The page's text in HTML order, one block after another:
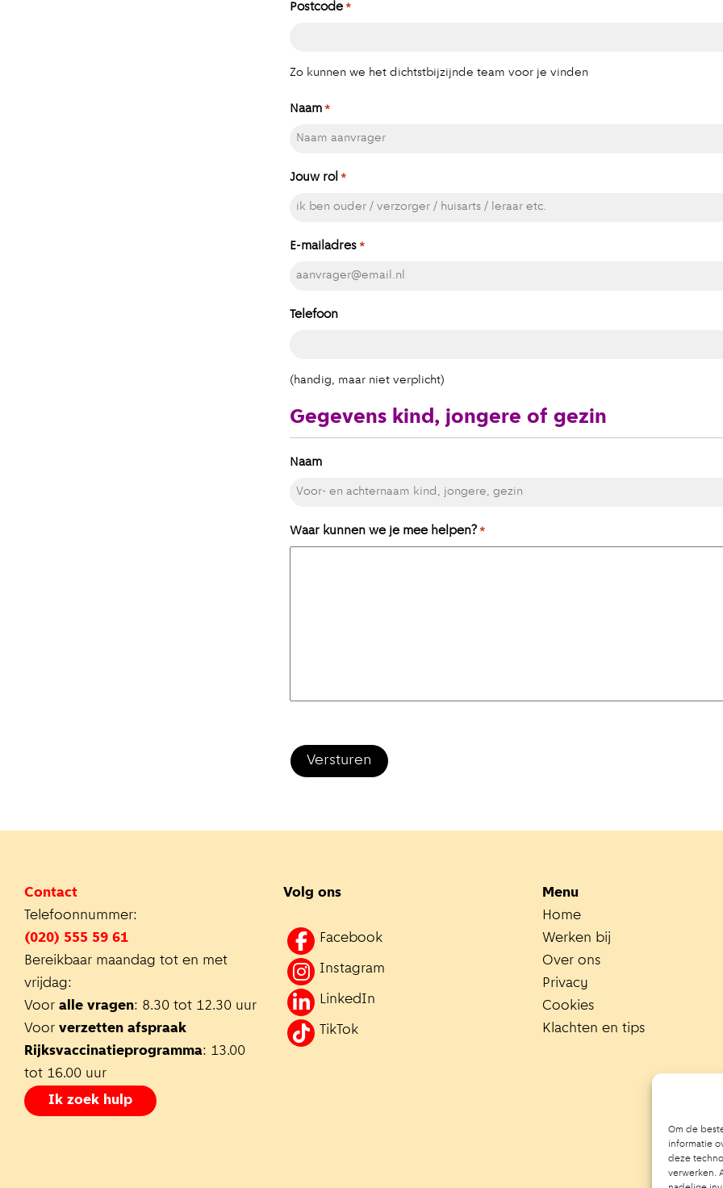
Om de
informatie
deze
verwerken.
Postcode *
Zo kunnen we het dichtstbijzijnde team voor je vinden
Naam *
Jouw rol *
E-mailadres *
Telefoon
(handig, maar niet verplicht)
Gegevens kind, jongere of gezin
Naam
Waar kunnen we je mee helpen? *
Contact
Telefoonnummer:
(020) 555 59 61
Bereikbaar maandag tot en met
vrijdag:
Voor alle vragen: 8.30 tot 12.30 uur
Voor verzetten afspraak
Rijksvaccinatieprogramma: 13.00
tot 16.00 uur
Ik zoek hulp
Volg ons
Facebook
Instagram
LinkedIn
TikTok
Menu
Home
Werken bij
Over ons
Privacy
Cookies
Klachten en tips